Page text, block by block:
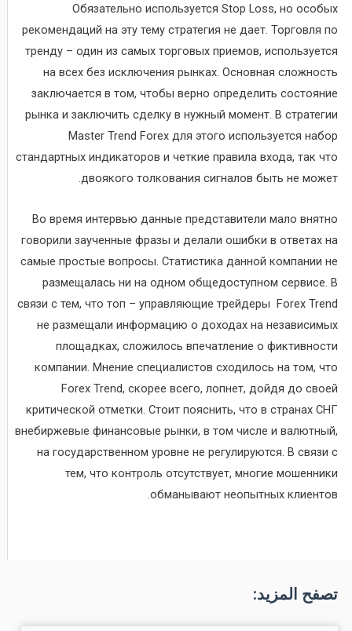
Обязательно используется Stop Loss, но особых
рекомендаций на эту тему стратегия не дает. Торговля по
тренду – один из самых торговых приемов, используется
на всех без исключения рынках. Основная сложность
заключается в том, чтобы верно определить состояние
рынка и заключить сделку в нужный момент. В стратегии
Master Trend Forex для этого используется набор
стандартных индикаторов и четкие правила входа, так что
двоякого толкования сигналов быть не может.
Во время интервью данные представители мало внятно
говорили заученные фразы и делали ошибки в ответах на
самые простые вопросы. Статистика данной компании не
размещалась ни на одном общедоступном сервисе. В
связи с тем, что топ – управляющие трейдеры Forex Trend
не размещали информацию о доходах на независимых
площадках, сложилось впечатление о фиктивности
компании. Мнение специалистов сходилось на том, что
Forex Trend, скорее всего, лопнет, дойдя до своей
критической отметки. Стоит пояснить, что в странах СНГ
внебиржевые финансовые рынки, в том числе и валютный,
на государственном уровне не регулируются. В связи с
тем, что контроль отсутствует, многие мошенники
обманывают неопытных клиентов.
تصفح المزيد: